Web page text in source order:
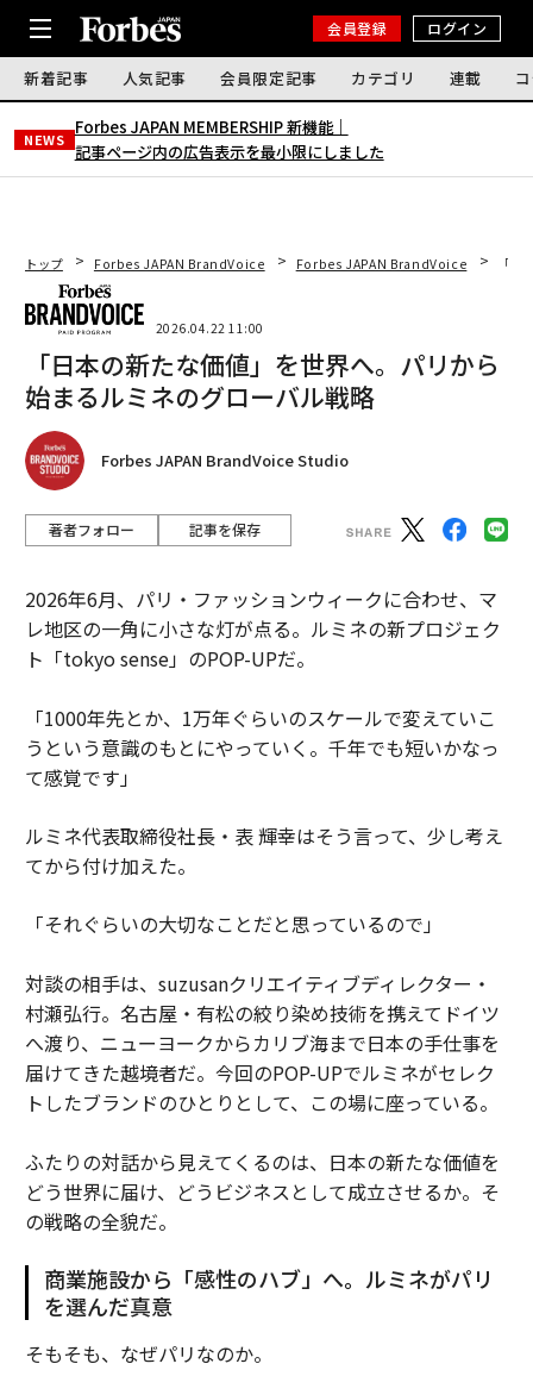
会員登録 ログイン
新着記事 人気記事 会員限定記事 カテゴリ 連載
NEWS
Forbes JAPAN MEMBERSHIP 新機能｜
記事ページ内の広告表示を最小限にしました
トップ Forbes JAPAN BrandVoice Forbes JAPAN BrandVoice 「
2026.04.22 11:00
「日本の新たな価値」を世界へ。パリから
始まるルミネのグローバル戦略
Forbes JAPAN BrandVoice Studio
著者フォロー 記事を保存
2026年6月、パリ・ファッションウィークに合わせ、マ
レ地区の一角に小さな灯が点る。ルミネの新プロジェク
ト「tokyo sense」のPOP-UPだ。
「1000年先とか、1万年ぐらいのスケールで変えていこ
うという意識のもとにやっていく。千年でも短いかなっ
て感覚です」
ルミネ代表取締役社長・表 輝幸はそう言って、少し考え
てから付け加えた。
「それぐらいの大切なことだと思っているので」
対談の相手は、suzusanクリエイティブディレクター・
村瀬弘行。名古屋・有松の絞り染め技術を携えてドイツ
へ渡り、ニューヨークからカリブ海まで日本の手仕事を
届けてきた越境者だ。今回のPOP-UPでルミネがセレク
トしたブランドのひとりとして、この場に座っている。
ふたりの対話から見えてくるのは、日本の新たな価値を
どう世界に届け、どうビジネスとして成立させるか。そ
の戦略の全貌だ。
商業施設から「感性のハブ」へ。ルミネがパリ
を選んだ真意
そもそも、なぜパリなのか。